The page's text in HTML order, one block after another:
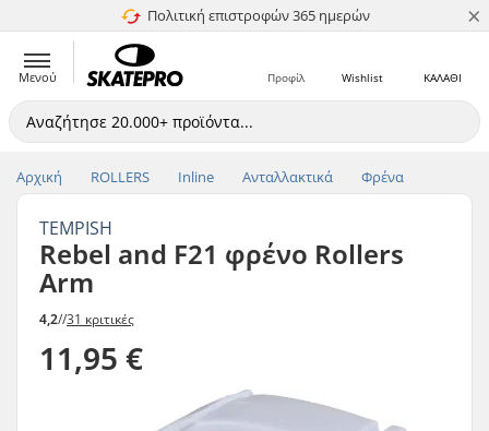
Πολιτική επιστροφών 365 ημερών
4.8 στα 5 ×
Μενού ΚΑΛΑΘΙ
Wishlist
Προφίλ
Αρχική ROLLERS Inline Ανταλλακτικά Φρένα
TEMPISH
Rebel and F21 φρένο Rollers
Arm
4,2//31 κριτικές
11,95 €